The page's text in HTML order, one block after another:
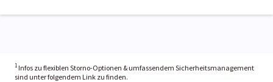
1 Infos zu flexiblen Storno-Optionen & umfassendem Sicherheitsmanagement
sind unter folgendem Link zu finden.